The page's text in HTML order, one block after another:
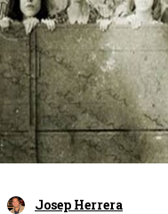
Josep Herrera